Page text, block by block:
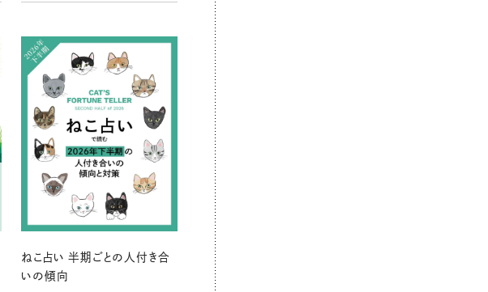
ねこ占い 半期ごとの人付き合
いの傾向